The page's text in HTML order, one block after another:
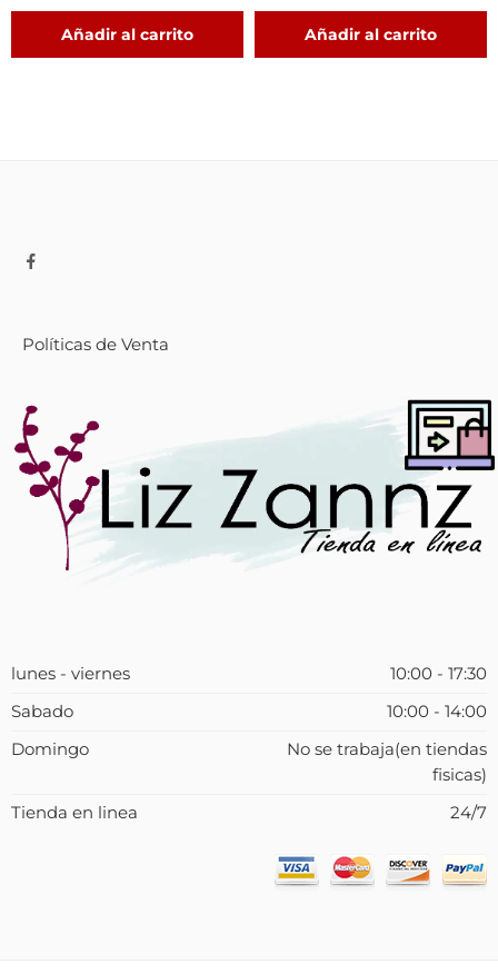
Añadir al carrito Añadir al carrito
Políticas de Venta
lunes - viernes
10:00 - 17:30
Sabado
10:00 - 14:00
Domingo
No se trabaja(en tiendas
fisicas)
Tienda en linea
24/7